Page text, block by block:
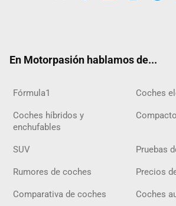
En Motorpasión hablamos de...
Fórmula1 Coches
Coches híbridos y
enchufables
SUV Pruebas
Rumores de coches Precios
Comparativa de coches Coches